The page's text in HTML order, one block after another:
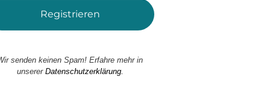
senden keinen Spam! Erfahre mehr in
unserer Datenschutzerklärung.